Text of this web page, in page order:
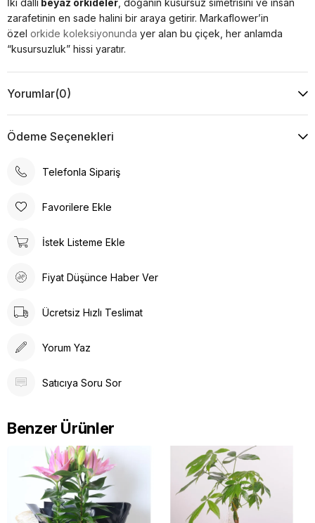
İki dallı beyaz orkideler , doğanın kusursuz simetrisini ve insan
zarafetinin en sade halini bir araya getirir. Markaflower’in
özel orkide koleksiyonunda yer alan bu çiçek, her anlamda
“kusursuzluk” hissi yaratır.
duygusunu yansıtır.
sonsuz” demenin en estetik yoludur.
romantik ilişkilerde hem profesyonel ortamlarda en çok tercih
Markaflower Orkidesi: Kalite, Estetik ve
yetiştirilir. Her çiçek, formu, yaprak kalitesi ve dal dengesi
Asalet
Orkide, zarif seramik saksısı ile birlikte sunulur; sade,
etkisi yaratır. Ofis, salon veya giriş alanında
görünmez, tıpkı gerçek zarafet gibi…
Markaflower Orkide Bakımı Nasıl Yapılır?
Beyaz orkidenarin görünür ama düşündüğünüzden daha
dayanıklıdır.
Yorumlar(0)
Ödeme Seçenekleri
Telefonla Sipariş
Favorilere Ekle
İstek Listeme Ekle
Fiyat Düşünce Haber Ver
Ücretsiz Hızlı Teslimat
Yorum Yaz
Satıcıya Soru Sor
Benzer Ürünler